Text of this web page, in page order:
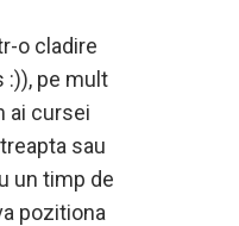
o cladire
:)), pe mult
ai cursei
sau
un timp de
pozitiona